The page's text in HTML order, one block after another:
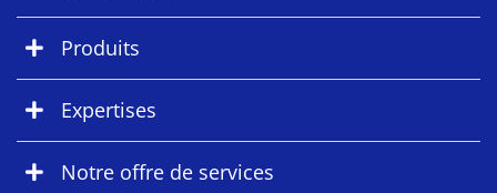
Produits
Expertises
Notre offre de services